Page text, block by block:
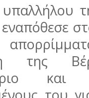
της